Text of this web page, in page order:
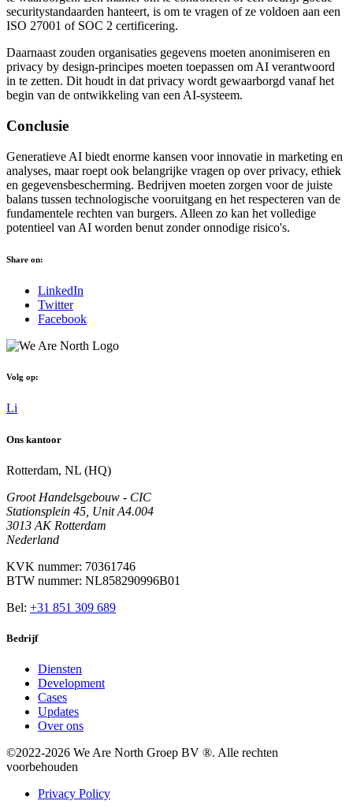
securitystandaarden hanteert, is om te vragen of ze voldoen aan een
ISO 27001 of SOC 2 certificering.
Daarnaast zouden organisaties gegevens moeten anonimiseren en
privacy by design-principes moeten toepassen om AI verantwoord
in te zetten. Dit houdt in dat privacy wordt gewaarborgd vanaf het
begin van de ontwikkeling van een AI-systeem.
Conclusie
Generatieve AI biedt enorme kansen voor innovatie in marketing en
analyses, maar roept ook belangrijke vragen op over privacy, ethiek
en gegevensbescherming. Bedrijven moeten zorgen voor de juiste
balans tussen technologische vooruitgang en het respecteren van de
fundamentele rechten van burgers. Alleen zo kan het volledige
potentieel van AI worden benut zonder onnodige risico's.
Share on:
LinkedIn
Twitter
Facebook
Volg op:
Li
Ons kantoor
Rotterdam, NL (HQ)
Groot Handelsgebouw - CIC
Stationsplein 45, Unit A4.004
3013 AK Rotterdam
Nederland
KVK nummer: 70361746
BTW nummer: NL858290996B01
Bel: +31 851 309 689
Bedrijf
Diensten
Development
Cases
Updates
Over ons
©2022-2026 We Are North Groep BV ®. Alle rechten
voorbehouden
Privacy Policy